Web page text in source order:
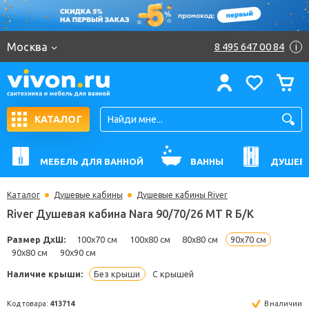
Москва 8 495 647 00 84 i
КАТАЛОГ
МЕБЕЛЬ ДЛЯ ВАННОЙ ВАННЫ
Каталог Душевые кабины Душевые кабины River
River Душевая кабина Nara 90/70/26 МТ R Б/К
100x70 см
90x80 см 90x90 см
Наличие крыши: